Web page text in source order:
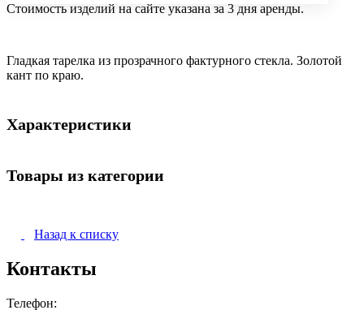
Стоимость изделий на сайте указана за 3 дня аренды.
Гладкая тарелка из прозрачного фактурного стекла. Золотой
кант по краю.
Характеристики
Товары из категории
Назад к списку
Контакты
Телефон: